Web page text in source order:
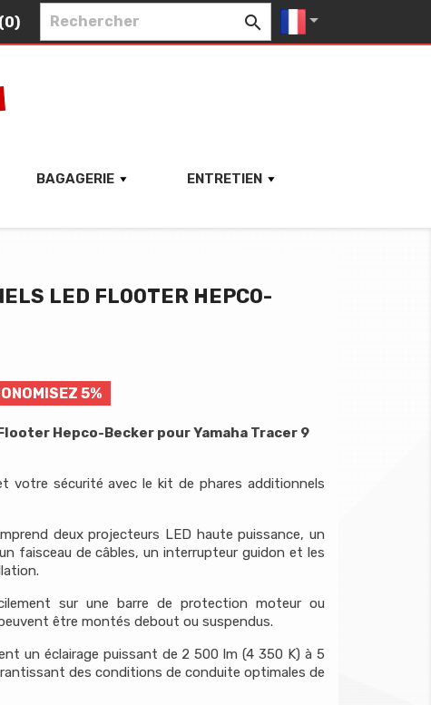
(0)  
BAGAGERIE ENTRETIEN
LED FLOOTER HEPCO-
5%
Hepco-Becker pour Yamaha Tracer 9
votre sécurité avec le kit de phares additionnels
deux projecteurs LED haute puissance, un
faisceau de câbles, un interrupteur guidon et les
sur une barre de protection moteur ou
être montés debout ou suspendus.
un éclairage puissant de 2 500 lm (4 350 K) à 5
des conditions de conduite optimales de